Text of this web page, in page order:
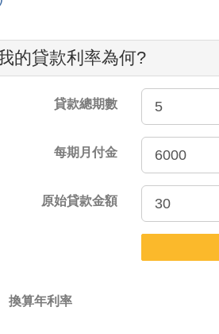
的貸款利率為何?
貸款總期數
每期月付金
原始貸款金額
換算年利率